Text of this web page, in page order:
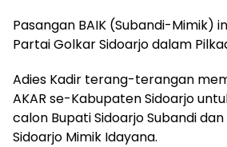
Pasangan BAIK (Subandi-Mimik)
Partai Golkar Sidoarjo dalam
Adies Kadir terang-terangan
AKAR se-Kabupaten Sidoarjo
calon Bupati Sidoarjo Subandi
Sidoarjo Mimik Idayana.